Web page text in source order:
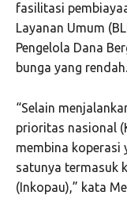
fasilitasi
Layanan Umum
Pengelola Dana
bunga yang rendah.
“Selain
prioritas nasional
membina koperasi
satunya termasuk
(Inkopau),” kata